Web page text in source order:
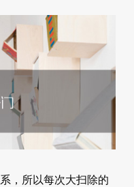
，所以每次大扫除的